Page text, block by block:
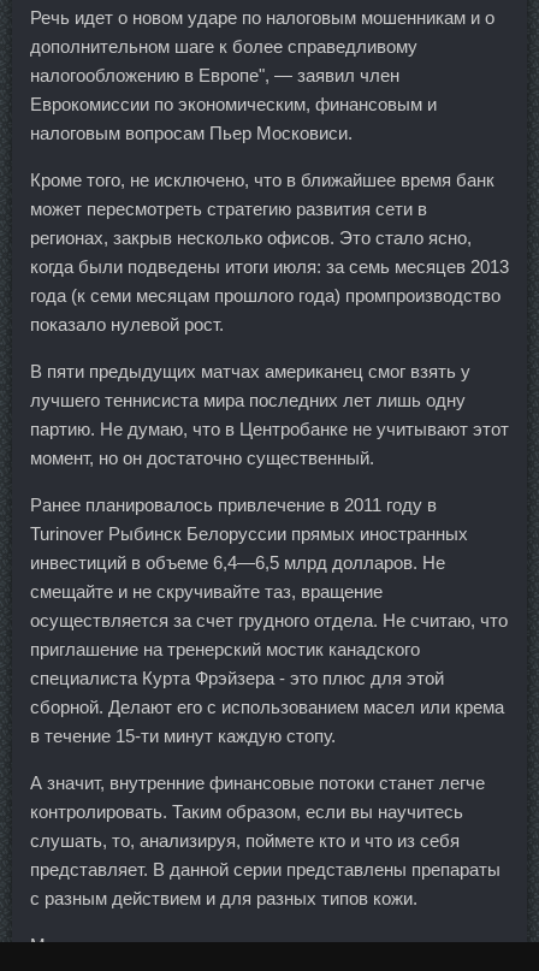
Речь идет о новом ударе по налоговым мошенникам и о
дополнительном шаге к более справедливому
налогообложению в Европе", — заявил член
Еврокомиссии по экономическим, финансовым и
налоговым вопросам Пьер Московиси.
Кроме того, не исключено, что в ближайшее время банк
может пересмотреть стратегию развития сети в
регионах, закрыв несколько офисов. Это стало ясно,
когда были подведены итоги июля: за семь месяцев 2013
года (к семи месяцам прошлого года) промпроизводство
показало нулевой рост.
В пяти предыдущих матчах американец смог взять у
лучшего теннисиста мира последних лет лишь одну
партию. Не думаю, что в Центробанке не учитывают этот
момент, но он достаточно существенный.
Ранее планировалось привлечение в 2011 году в
Turinover Рыбинск Белоруссии прямых иностранных
инвестиций в объеме 6,4—6,5 млрд долларов. Не
смещайте и не скручивайте таз, вращение
осуществляется за счет грудного отдела. Не считаю, что
приглашение на тренерский мостик канадского
специалиста Курта Фрэйзера - это плюс для этой
сборной. Делают его с использованием масел или крема
в течение 15-ти минут каждую стопу.
А значит, внутренние финансовые потоки станет легче
контролировать. Таким образом, если вы научитесь
слушать, то, анализируя, поймете кто и что из себя
представляет. В данной серии представлены препараты
с разным действием и для разных типов кожи.
Мы также выявили отрасли, которые только что ступили